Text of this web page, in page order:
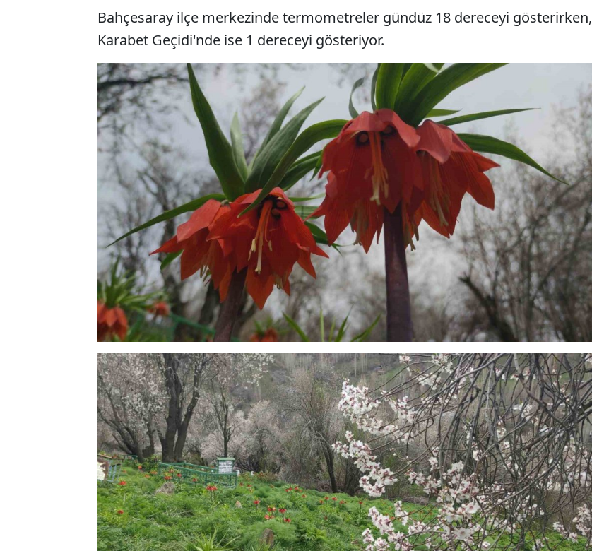
Bahçesaray ilçe merkezinde termometreler gündüz 18 dereceyi gösterirken,
Karabet Geçidi'nde ise 1 dereceyi gösteriyor.